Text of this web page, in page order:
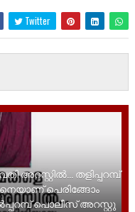
Twitter
അറസ്റ്റിൽ... തളിപ്പറമ്പ്
പെരിങ്ങോം
പൊലീസ് അറസ്റ്റു